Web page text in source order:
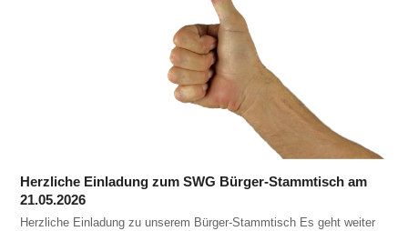
Herzliche Einladung zum SWG Bürger-Stammtisch am
21.05.2026
Herzliche Einladung zu unserem Bürger-Stammtisch Es geht weiter